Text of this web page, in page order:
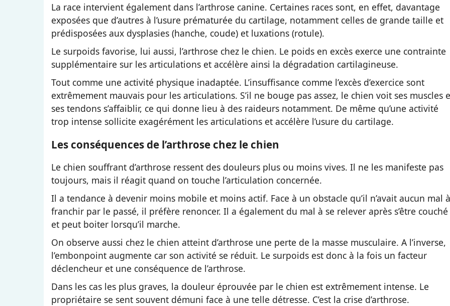
La race intervient également dans l’arthrose canine. Certaines races sont, en effet, davantage
exposées que d’autres à l’usure prématurée du cartilage, notamment celles de grande taille et
prédisposées aux dysplasies (hanche, coude) et luxations (rotule).
Le surpoids favorise, lui aussi, l’arthrose chez le chien. Le poids en excès exerce une contrainte
supplémentaire sur les articulations et accélère ainsi la dégradation cartilagineuse.
Tout comme une activité physique inadaptée. L’insuffisance comme l’excès d’exercice sont
extrêmement mauvais pour les articulations. S’il ne bouge pas assez, le chien voit ses muscles
ses tendons s’affaiblir, ce qui donne lieu à des raideurs notamment. De même qu’une activité
trop intense sollicite exagérément les articulations et accélère l’usure du cartilage.
Les conséquences de l’arthrose chez le chien
Le chien souffrant d’arthrose ressent des douleurs plus ou moins vives. Il ne les manifeste pas
toujours, mais il réagit quand on touche l’articulation concernée.
Il a tendance à devenir moins mobile et moins actif. Face à un obstacle qu’il n’avait aucun mal à
franchir par le passé, il préfère renoncer. Il a également du mal à se relever après s’être couché
et peut boiter lorsqu’il marche.
On observe aussi chez le chien atteint d’arthrose une perte de la masse musculaire. A l’inverse,
l’embonpoint augmente car son activité se réduit. Le surpoids est donc à la fois un facteur
déclencheur et une conséquence de l’arthrose.
Dans les cas les plus graves, la douleur éprouvée par le chien est extrêmement intense. Le
propriétaire se sent souvent démuni face à une telle détresse. C’est la crise d’arthrose.